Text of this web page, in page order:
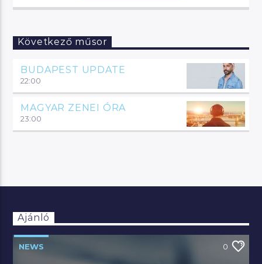
Következő műsor
BUDAPEST UPDATE
22:00
MAGYAR ZENEI ÓRA
23:00
Ajánló
NEWS 0